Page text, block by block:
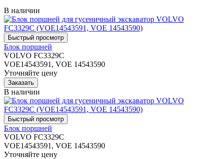
В наличии
Блок поршней
VOLVO FC3329C
VOE14543591, VOE 14543590
Уточняйте цену
В наличии
Блок поршней
VOLVO FC3329C
VOE14543591, VOE 14543590
Уточняйте цену